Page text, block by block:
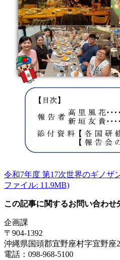
令和7年度 第17次世界のギノザ
ファイル: 11.9MB)
この記事に関するお問い合わせ
企画課
〒904-1392
沖縄県国頭郡宜野座村字宜野座
電話：098-968-5100